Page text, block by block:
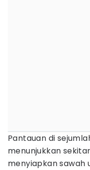
Pantauan di
menunjukkan
menyiapkan sawah